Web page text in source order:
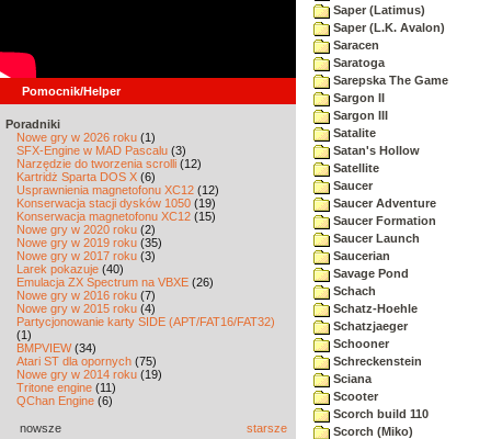
Pomocnik/Helper
Poradniki
Nowe gry w 2026 roku (1)
SFX-Engine w MAD Pascalu (3)
Narzędzie do tworzenia scrolli (12)
Kartridż Sparta DOS X (6)
Usprawnienia magnetofonu XC12 (12)
Konserwacja stacji dysków 1050 (19)
Konserwacja magnetofonu XC12 (15)
Nowe gry w 2020 roku (2)
Nowe gry w 2019 roku (35)
Nowe gry w 2017 roku (3)
Larek pokazuje (40)
Emulacja ZX Spectrum na VBXE (26)
Nowe gry w 2016 roku (7)
Nowe gry w 2015 roku (4)
Partycjonowanie karty SIDE (APT/FAT16/FAT32)
(1)
BMPVIEW(34)
Atari ST dla opornych (75)
Nowe gry w 2014 roku (19)
Tritone engine (11)
QChan Engine (6)
nowsze starsze
Saper (Latimus)
Saper (L.K. Avalon)
Saracen
Saratoga
Sarepska The Game
Sargon II
Sargon III
Satalite
Satan's Hollow
Satellite
Saucer
Saucer Adventure
Saucer Formation
Saucer Launch
Saucerian
Savage Pond
Schach
Schatz-Hoehle
Schatzjaeger
Schooner
Schreckenstein
Sciana
Scooter
Scorch build 110
Scorch (Miko)